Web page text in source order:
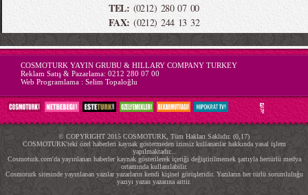
TEL: (0212) 280 07 00
FAX: (0212) 244 13 32
-->
COSMOTURK YAYIN GRUBU & HILLARY COMPANY TURKEY
Reklam Satış & Pazarlama: 0212 280 07 00
Web Programlama : Selim Topaloğlu
© COPYRIGHT 2015 COSMOTURK, Tüm Hakları Saklıdır. (0,17)
COSMOTURK'teki özel haberleri kaynak göstermeden izinsiz kullananlar hakkında yasal işlem
yapılmaktadır...
Cosmoturk.com'da yayınlanan haberler kaynak gösterilerek içeriği değiştirilmemek şartıyla hertürlü medya
ortamında kullanılabilir.
Cosmoturk sitesinde yayınlanan yazılar yazarların kendi kişisel görüşleridir. Yazıların her türlü sorumluluğu
yazıyı yazan yazarına aittir.